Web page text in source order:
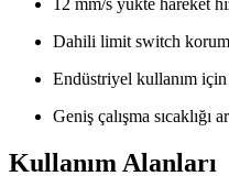
12 mm/s yükte hareket
Dahili limit switch
Endüstriyel kullanım için
Geniş çalışma sıcaklığı
Kullanım Alanları